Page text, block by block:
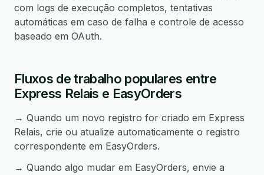
com logs de execução completos, tentativas
automáticas em caso de falha e controle de acesso
baseado em OAuth.
Fluxos de trabalho populares entre
Express Relais e EasyOrders
→ Quando um novo registro for criado em Express
Relais, crie ou atualize automaticamente o registro
correspondente em EasyOrders.
→ Quando algo mudar em EasyOrders, envie a